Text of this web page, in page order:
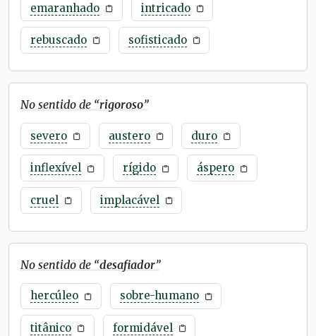
emaranhado intricado
rebuscado sofisticado
No sentido de “rigoroso”
severo austero duro
inflexível rígido áspero
cruel implacável
No sentido de “desafiador”
hercúleo sobre-humano
titânico formidável